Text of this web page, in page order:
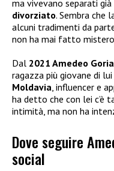
ma vivevano separati
divorziato. Sembra che
alcuni tradimenti da
non ha mai fatto
Dal 2021 Amedeo
ragazza più giovane di
Moldavia, influencer e
ha detto che con lei c’è
intimità, ma non ha
Dove seguire
social